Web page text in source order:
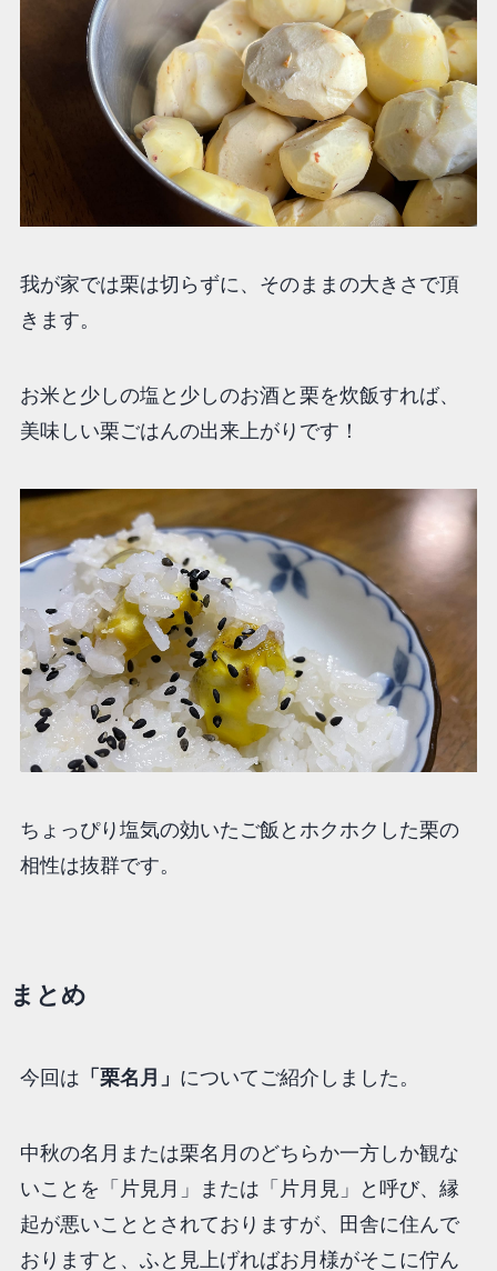
我が家では栗は切らずに、そのままの大きさで頂
きます。
お米と少しの塩と少しのお酒と栗を炊飯すれば、
美味しい栗ごはんの出来上がりです！
ちょっぴり塩気の効いたご飯とホクホクした栗の
相性は抜群です。
まとめ
今回は 「 栗名月 」 についてご紹介しました。
中秋の名月または栗名月のどちらか一方しか観な
いことを「片見月」または「片月見」と呼び、縁
起が悪いこととされておりますが、田舎に住んで
おりますと、ふと見上げればお月様がそこに佇ん